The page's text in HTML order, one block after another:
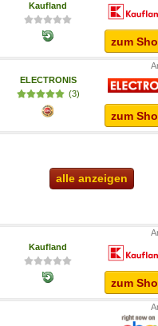
Kaufland
zum
ELECTRONIS
(3)
zum
alle anzeigen
Kaufland
zum